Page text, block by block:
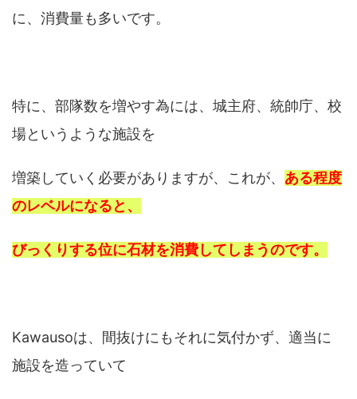
に、消費量も多いです。
特に、部隊数を増やす為には、城主府、統帥庁、校
場というような施設を
増築していく必要がありますが、これが、 ある程度
のレベルになると、
びっくりする位に石材を消費してしまうのです。
Kawausoは、間抜けにもそれに気付かず、適当に
施設を造っていて